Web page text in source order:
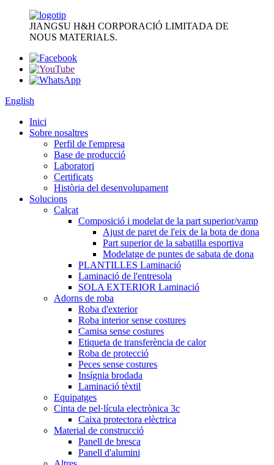
JIANGSU H&H CORPORACIÓ LIMITADA DE
NOUS MATERIALS.
English
Inici
Sobre nosaltres
Perfil de l'empresa
Base de producció
Laboratori
Certificats
Història del desenvolupament
Solucions
Calçat
Composició i modelat de la part superior/vamp
Ajust de paret de l'eix de la bota de dona
Part superior de la sabatilla esportiva
Modelatge de puntes de sabata de dona
PLANTILLES Laminació
Laminació de l'entresola
SOLA EXTERIOR Laminació
Adorns de roba
Roba d'exterior
Roba interior sense costures
Camisa sense costures
Etiqueta de transferència de calor
Roba de protecció
Peces sense costures
Insígnia brodada
Laminació tèxtil
Equipatges
Cinta de pel·lícula electrònica 3c
Caixa protectora elèctrica
Material de construcció
Panell de bresca
Panell d'alumini